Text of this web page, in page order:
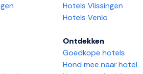
Hotels Vlissingen
Hotels Venlo
Ontdekken
Goedkope hotels
Hond mee naar hotel